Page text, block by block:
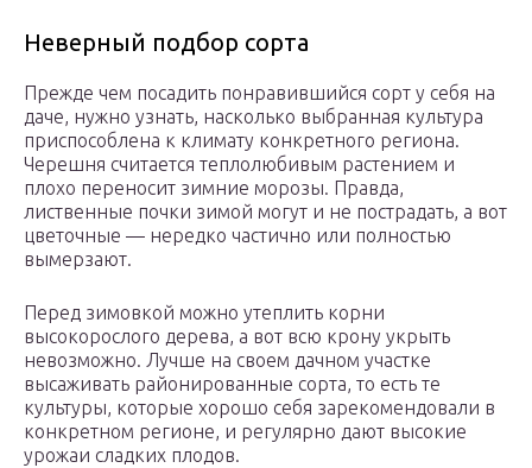
Неверный подбор сорта
Прежде чем посадить понравившийся сорт у себя на
даче, нужно узнать, насколько выбранная культура
приспособлена к климату конкретного региона.
Черешня считается теплолюбивым растением и
плохо переносит зимние морозы. Правда,
лиственные почки зимой могут и не пострадать, а вот
цветочные — нередко частично или полностью
вымерзают.
Перед зимовкой можно утеплить корни
высокорослого дерева, а вот всю крону укрыть
невозможно. Лучше на своем дачном участке
высаживать районированные сорта, то есть те
культуры, которые хорошо себя зарекомендовали в
конкретном регионе, и регулярно дают высокие
урожаи сладких плодов.